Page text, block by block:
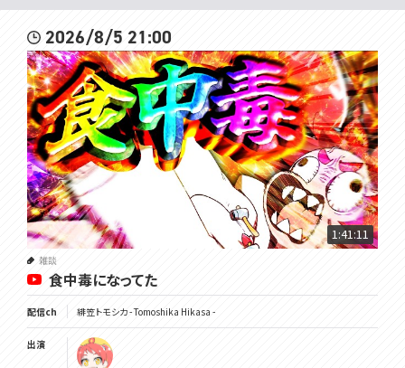
★9月VOMSグッズのお知らせ★
9/21の緋笠トモシカ生誕祭を祝して、記念グッズを制作いたしました！
受注生産・常設グッズとなりますので、お気軽にお買い求めください。
▼ショップページはこちら
https://voms.booth.pm
★VOMS Merch for September★
In celebration of Tomoshika Hikasa's birthday on 9/21, we've pro
duced some commemorative goods!
These will be made-to-order and permanent goods, so please f
eel free to purchase them. [DeepL]
▼Shop Page
https://voms.booth.pm
▽メンバーシップ
https://www.youtube.com/channel/UC3vzVK_N_SUVKqbX69L_X4
2026/8/5 21:00
1:41:11
雑談
食中毒になってた
配信ch 緋笠トモシカ - Tomoshika Hikasa -
出演